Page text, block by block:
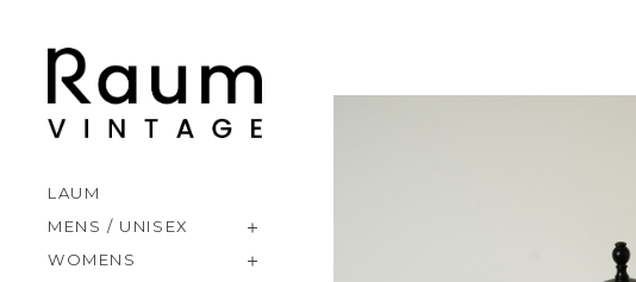
LAUM
MENS / UNISEX
WOMENS